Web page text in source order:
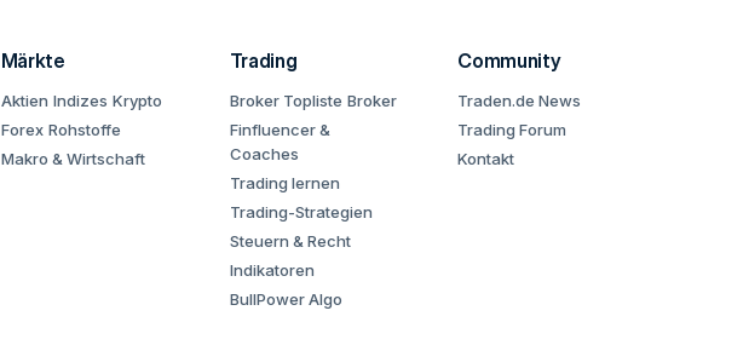
Märkte
Aktien Indizes Krypto
Forex Rohstoffe
Makro & Wirtschaft
Trading
Broker Topliste Broker
Finfluencer &
Coaches
Trading lernen
Trading-Strategien
Steuern & Recht
Indikatoren
BullPower Algo
Community
Traden.de News
Trading Forum
Kontakt